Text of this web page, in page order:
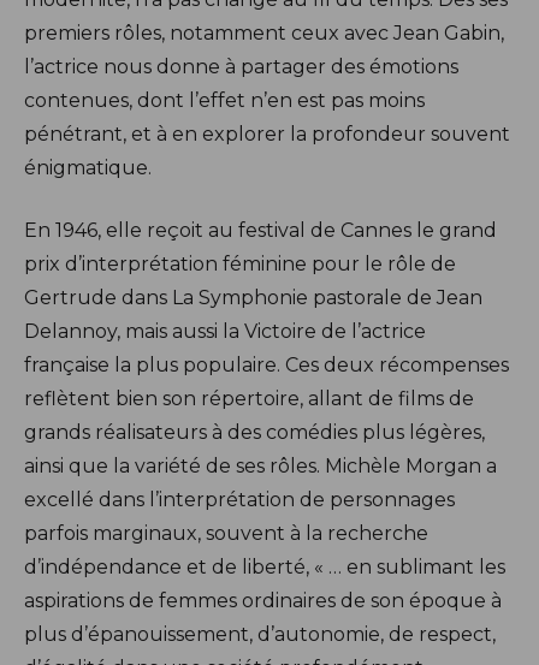
premiers rôles, notamment ceux avec Jean Gabin,
l’actrice nous donne à partager des émotions
contenues, dont l’effet n’en est pas moins
pénétrant, et à en explorer la profondeur souvent
énigmatique.
En 1946, elle reçoit au festival de Cannes le grand
prix d’interprétation féminine pour le rôle de
Gertrude dans La Symphonie pastorale de Jean
Delannoy, mais aussi la Victoire de l’actrice
française la plus populaire. Ces deux récompenses
reflètent bien son répertoire, allant de films de
grands réalisateurs à des comédies plus légères,
ainsi que la variété de ses rôles. Michèle Morgan a
excellé dans l’interprétation de personnages
parfois marginaux, souvent à la recherche
d’indépendance et de liberté, « … en sublimant les
aspirations de femmes ordinaires de son époque à
plus d’épanouissement, d’autonomie, de respect,